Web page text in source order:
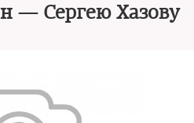
— Сергею Хазову